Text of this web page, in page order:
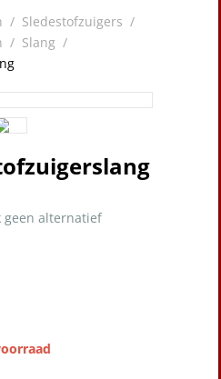
/ Sledestofzuigers /
/ Slang /
geen alternatief